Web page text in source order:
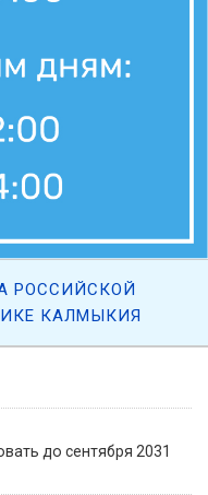
до сентября 2031
РОССИЙСКОЙ
КАЛМЫКИЯ